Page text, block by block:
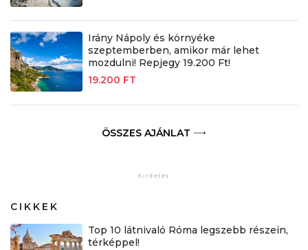
Irány Nápoly és környéke
szeptemberben, amikor már lehet
mozdulni! Repjegy 19.200 Ft!
19.200 FT
ÖSSZES AJÁNLAT
CIKKEK
Top 10 látnivaló Róma legszebb részein,
térképpel!